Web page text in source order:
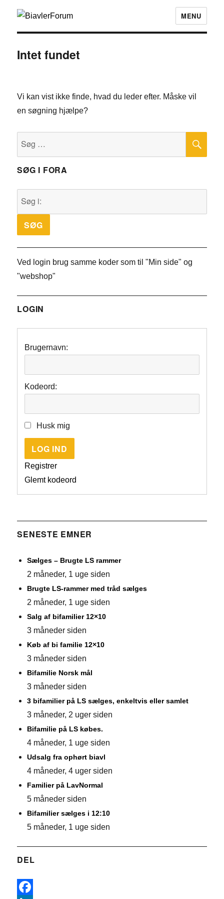
MENU
Intet fundet
Vi kan vist ikke finde, hvad du leder efter. Måske vil
en søgning hjælpe?
SØG I FORA
Ved login brug samme koder som til "Min side" og
"webshop"
LOGIN
Brugernavn:
Kodeord:
Husk mig
LOG IND
Registrer
Glemt kodeord
SENESTE EMNER
Sælges – Brugte LS rammer
2 måneder, 1 uge siden
Brugte LS-rammer med tråd sælges
2 måneder, 1 uge siden
Salg af bifamilier 12×10
3 måneder siden
Køb af bi familie 12×10
3 måneder siden
Bifamilie Norsk mål
3 måneder siden
3 bifamilier på LS sælges, enkeltvis eller samlet
3 måneder, 2 uger siden
Bifamilie på LS købes.
4 måneder, 1 uge siden
Udsalg fra ophørt biavl
4 måneder, 4 uger siden
Familier på LavNormal
5 måneder siden
Bifamilier sælges i 12:10
5 måneder, 1 uge siden
DEL